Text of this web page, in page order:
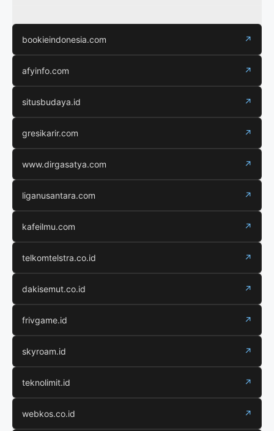
bookieindonesia.com ↗
afyinfo.com ↗
situsbudaya.id ↗
gresikarir.com ↗
www.dirgasatya.com ↗
liganusantara.com ↗
kafeilmu.com ↗
telkomtelstra.co.id ↗
dakisemut.co.id ↗
frivgame.id ↗
skyroam.id ↗
teknolimit.id ↗
webkos.co.id ↗